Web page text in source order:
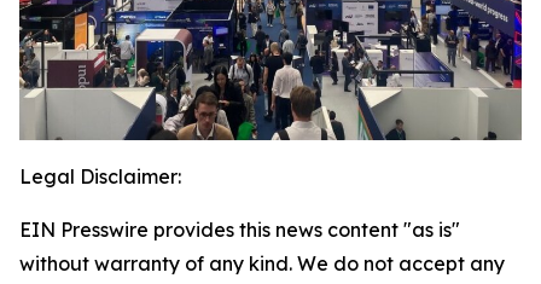
Legal Disclaimer:
EIN Presswire provides this news content "as is"
without warranty of any kind. We do not accept any